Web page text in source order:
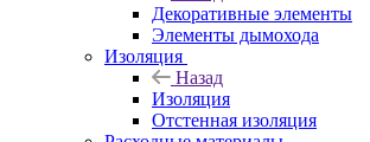
Декоративные элементы
Элементы дымохода
Изоляция
Назад
Изоляция
Отстенная изоляция